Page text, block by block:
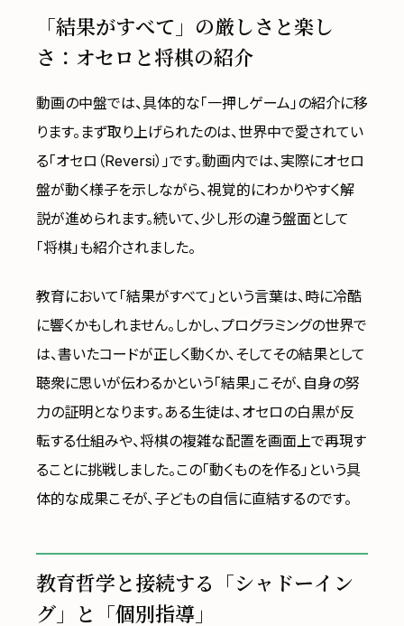
「結果がすべて」の厳しさと楽し
さ：オセロと将棋の紹介
動画の中盤では、具体的な「一押しゲーム」の紹介に移
ります。まず取り上げられたのは、世界中で愛されてい
る「オセロ（Reversi）」です。動画内では、実際にオセロ
盤が動く様子を示しながら、視覚的にわかりやすく解
説が進められます。続いて、少し形の違う盤面として
「将棋」も紹介されました。
教育において「結果がすべて」という言葉は、時に冷酷
に響くかもしれません。しかし、プログラミングの世界で
は、書いたコードが正しく動くか、そしてその結果として
聴衆に思いが伝わるかという「結果」こそが、自身の努
力の証明となります。ある生徒は、オセロの白黒が反
転する仕組みや、将棋の複雑な配置を画面上で再現す
ることに挑戦しました。この「動くものを作る」という具
体的な成果こそが、子どもの自信に直結するのです。
教育哲学と接続する「シャドーイン
グ」と「個別指導」